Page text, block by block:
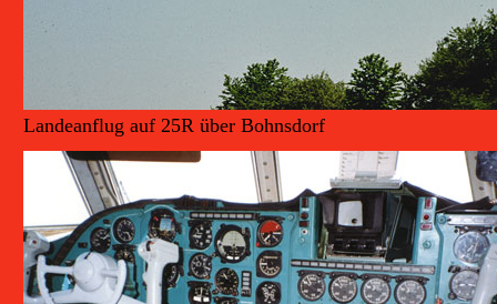
Landeanflug auf 25R über Bohnsdorf